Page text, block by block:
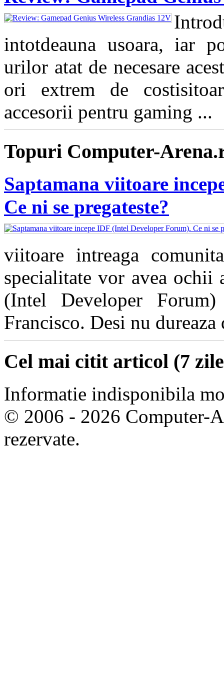
intotdeauna usoara, iar
urilor atat de necesare
ori extrem de
accesorii pentru gaming ...
Topuri Computer-
Saptamana viitoare
Ce ni se pregateste?
viitoare intreaga
specialitate vor avea
(Intel Developer
Francisco. Desi nu
Cel mai citit articol (7
Informatie indisponibila
© 2006 - 2026 Computer-
rezervate.